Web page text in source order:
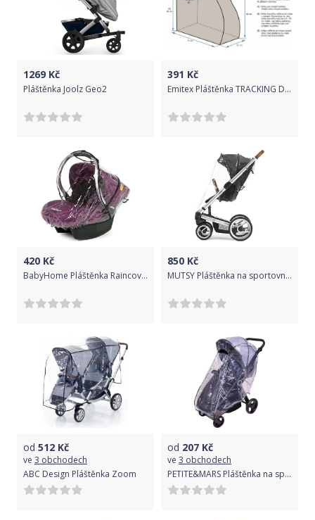
1269 Kč
Pláštěnka Joolz Geo2
391 Kč
Emitex Pláštěnka TRACKING DUO
420 Kč
BabyHome Pláštěnka Raincover Egg0+
850 Kč
MUTSY Pláštěnka na sportovní nástavbu i2
od 512 Kč
ve 3 obchodech
ABC Design Pláštěnka Zoom
od 207 Kč
ve 3 obchodech
PETITE&MARS Pláštěnka na sportovní kočárek Street